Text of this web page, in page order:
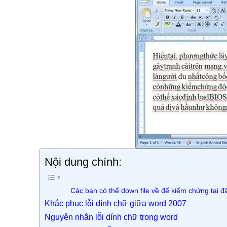
Nội dung chính:
Các bạn có thể down file về để kiểm chứng tại
Khắc phục lỗi dính chữ giữa word 2007
Nguyên nhân lỗi dính chữ trong word